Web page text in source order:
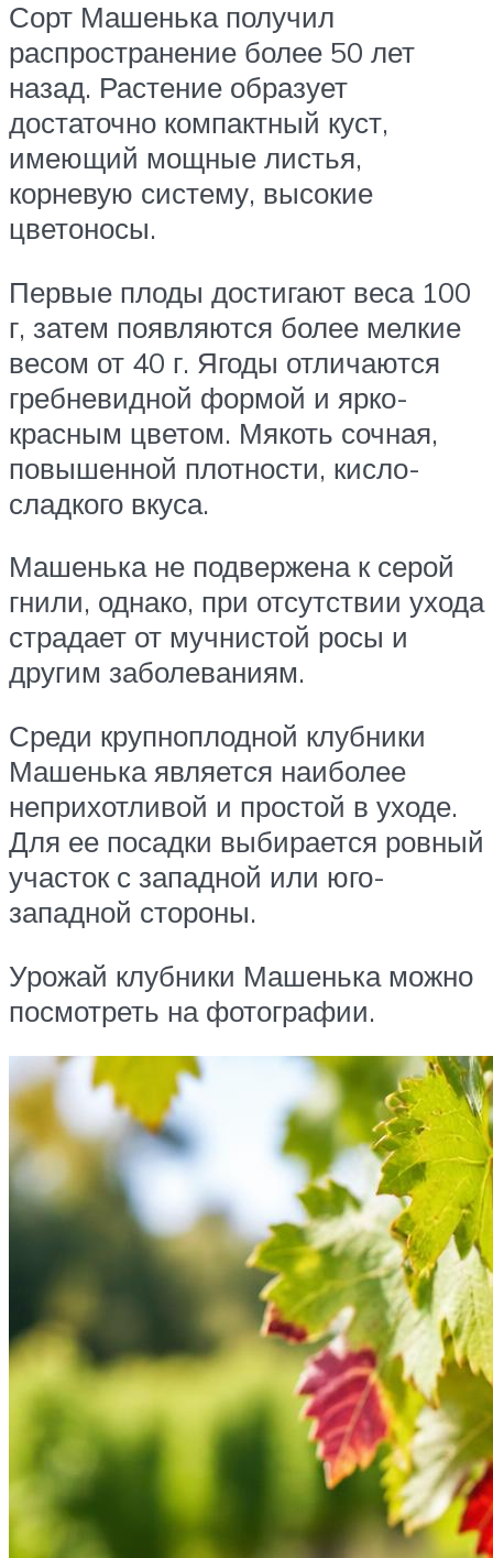
Сорт Машенька получил
распространение более 50 лет
назад. Растение образует
достаточно компактный куст,
имеющий мощные листья,
корневую систему, высокие
цветоносы.
Первые плоды достигают веса 100
г, затем появляются более мелкие
весом от 40 г. Ягоды отличаются
гребневидной формой и ярко-
красным цветом. Мякоть сочная,
повышенной плотности, кисло-
сладкого вкуса.
Машенька не подвержена к серой
гнили, однако, при отсутствии ухода
страдает от мучнистой росы и
другим заболеваниям.
Среди крупноплодной клубники
Машенька является наиболее
неприхотливой и простой в уходе.
Для ее посадки выбирается ровный
участок с западной или юго-
западной стороны.
Урожай клубники Машенька можно
посмотреть на фотографии.